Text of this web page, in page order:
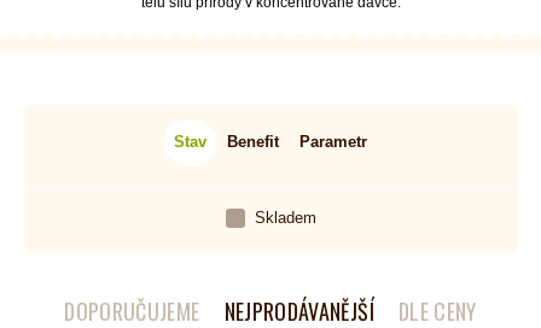
Stav Benefit Parametr
Skladem
DOPORUČUJEME NEJPRODÁVANĚJŠÍ DLE CENY